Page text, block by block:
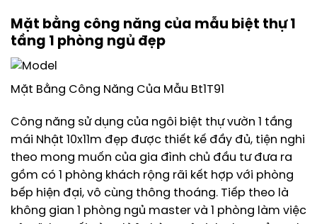
Mặt bằng công năng của mẫu biệt thự 1
tầng 1 phòng ngủ đẹp
Mặt Bằng Công Năng Của Mẫu Bt1T91
Công năng sử dụng của ngôi biệt thự vườn 1 tầng
mái Nhật 10x11m đẹp được thiết kế đầy đủ, tiện nghi
theo mong muốn của gia đình chủ đầu tư đưa ra
gồm có 1 phòng khách rộng rãi kết hợp với phòng
bếp hiện đại, vô cùng thông thoáng. Tiếp theo là
không gian 1 phòng ngủ master và 1 phòng làm việc